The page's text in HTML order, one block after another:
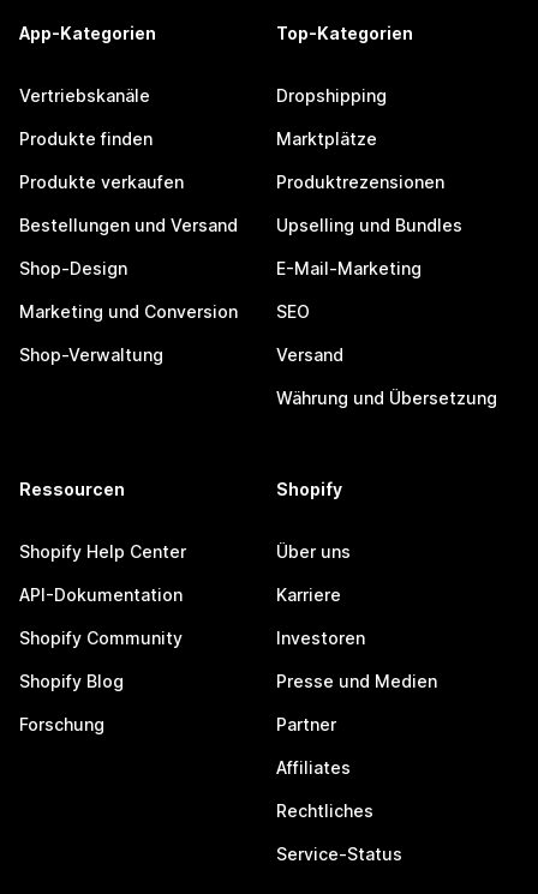
App-Kategorien
Vertriebskanäle
Produkte finden
Produkte verkaufen
Bestellungen und Versand
Shop-Design
Marketing und Conversion
Shop-Verwaltung
Top-Kategorien
Dropshipping
Marktplätze
Produktrezensionen
Upselling und Bundles
E-Mail-Marketing
SEO
Versand
Währung und Übersetzung
Ressourcen
Shopify Help Center
API-Dokumentation
Shopify Community
Shopify Blog
Forschung
Shopify
Über uns
Karriere
Investoren
Presse und Medien
Partner
Affiliates
Rechtliches
Service-Status